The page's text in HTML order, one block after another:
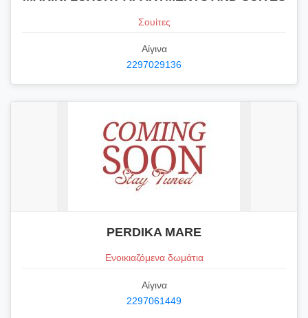
Σουίτες
Αίγινα
2297029136
PERDIKA MARE
Ενοικιαζόμενα δωμάτια
Αίγινα
2297061449